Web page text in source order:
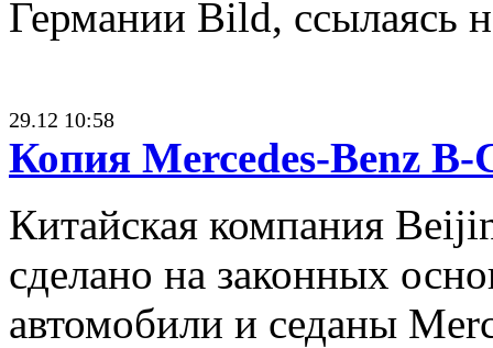
Германии Bild, ссылаясь
29.12 10:58
Копия Mercedes-Benz B-
Китайская компания
сделано на законных
автомобили и седаны